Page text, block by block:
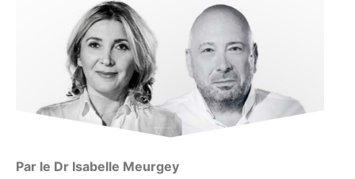
Par le Dr Isabelle Meurgey